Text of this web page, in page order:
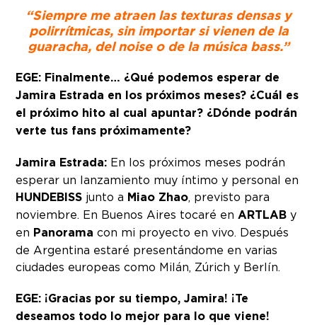
“Siempre me atraen las texturas densas y
polirrítmicas, sin importar si vienen de la
guaracha, del noise o de la música bass.”
EGE: Finalmente… ¿Qué podemos esperar de
Jamira Estrada en los próximos meses? ¿Cuál es
el próximo hito al cual apuntar? ¿Dónde podrán
verte tus fans próximamente?
Jamira Estrada: En los próximos meses podrán
esperar un lanzamiento muy íntimo y personal en
HUNDEBISS junto a Miao Zhao, previsto para
noviembre. En Buenos Aires tocaré enARTLAB y
en Panorama con mi proyecto en vivo. Después
de Argentina estaré presentándome en varias
ciudades europeas como Milán, Zúrich y Berlín.
EGE: ¡Gracias por su tiempo, Jamira! ¡Te
deseamos todo lo mejor para lo que viene!